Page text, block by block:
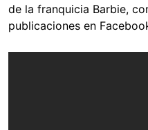
de la franquicia Barbie,
publicaciones en